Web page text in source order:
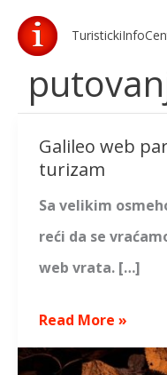
Skip
content
Galileo web
turizam
Sa velikim
reći da se
web vrata. […]
Galileo
web
partner
/
povratak
Read More »